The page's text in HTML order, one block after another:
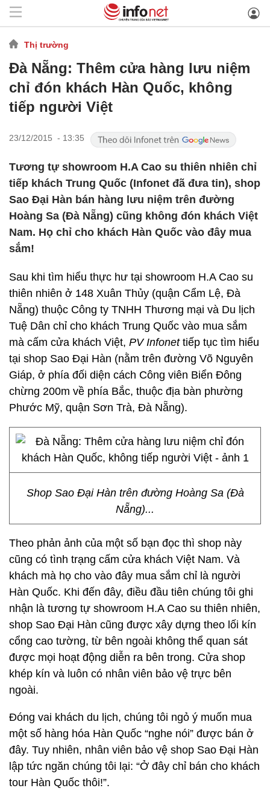
Thị trường
Đà Nẵng: Thêm cửa hàng lưu niệm
chỉ đón khách Hàn Quốc, không
tiếp người Việt
23/12/2015 - 13:35
Tương tự showroom H.A Cao su thiên nhiên chỉ
tiếp khách Trung Quốc (Infonet đã đưa tin), shop
Sao Đại Hàn bán hàng lưu niệm trên đường
Hoàng Sa (Đà Nẵng) cũng không đón khách Việt
Nam. Họ chỉ cho khách Hàn Quốc vào đây mua
sắm!
Sau khi tìm hiểu thực hư tại showroom H.A Cao su
thiên nhiên ở 148 Xuân Thủy (quận Cẩm Lệ, Đà
Nẵng) thuộc Công ty TNHH Thương mại và Du lịch
Tuệ Dân chỉ cho khách Trung Quốc vào mua sắm
mà cấm cửa khách Việt, PV Infonettiếp tục tìm hiểu
tại shop Sao Đại Hàn (nằm trên đường Võ Nguyên
Giáp, ở phía đối diện cách Công viên Biển Đông
chừng 200m về phía Bắc, thuộc địa bàn phường
Phước Mỹ, quận Sơn Trà, Đà Nẵng).
Shop Sao Đại Hàn trên đường Hoàng Sa (Đà
Nẵng)...
Theo phản ảnh của một số bạn đọc thì shop này
cũng có tình trạng cấm cửa khách Việt Nam. Và
khách mà họ cho vào đây mua sắm chỉ là người
Hàn Quốc. Khi đến đây, điều đầu tiên chúng tôi ghi
nhận là tương tự showroom H.A Cao su thiên nhiên,
shop Sao Đại Hàn cũng được xây dựng theo lối kín
cổng cao tường, từ bên ngoài không thể quan sát
được mọi hoạt động diễn ra bên trong. Cửa shop
khép kín và luôn có nhân viên bảo vệ trực bên
ngoài.
Đóng vai khách du lịch, chúng tôi ngỏ ý muốn mua
một số hàng hóa Hàn Quốc “nghe nói” được bán ở
đây. Tuy nhiên, nhân viên bảo vệ shop Sao Đại Hàn
lập tức ngăn chúng tôi lại: “Ở đây chỉ bán cho khách
tour Hàn Quốc thôi!”.